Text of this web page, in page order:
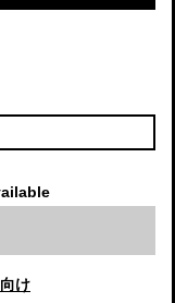
け